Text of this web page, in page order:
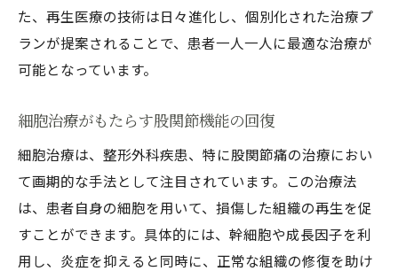
患者のニーズに応じたオーダーメイド治療
生活の質を向上させる治療計画の立案
整形外科疾患治療における個別化の未来
患者中心のアプローチがもたらす恩恵
望
技術革新がもたらす新たな治療戦略
整形外科疾患治療の進化と患者の期待
た、再生医療の技術は日々進化し、個別化された治療プ
ランが提案されることで、患者一人一人に最適な治療が
可能となっています。
細胞治療がもたらす股関節機能の回復
細胞治療は、整形外科疾患、特に股関節痛の治療におい
て画期的な手法として注目されています。この治療法
は、患者自身の細胞を用いて、損傷した組織の再生を促
すことができます。具体的には、幹細胞や成長因子を利
用し、炎症を抑えると同時に、正常な組織の修復を助け